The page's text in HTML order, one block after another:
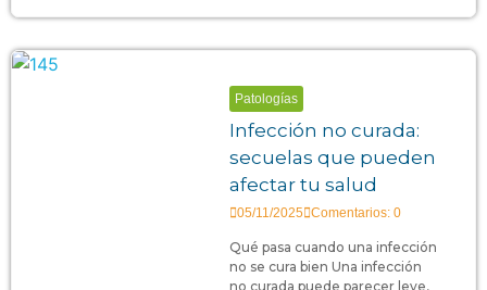
Patologías
Infección no curada:
secuelas que pueden
afectar tu salud
05/11/2025 Comentarios: 0
Qué pasa cuando una infección
no se cura bien Una infección
no curada puede parecer leve,